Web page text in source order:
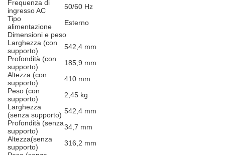
Frequenza di
ingresso AC
50/60 Hz
Tipo
alimentazione
Esterno
Dimensioni e peso
Larghezza (con
supporto)
542,4 mm
Profondità (con
supporto)
185,9 mm
Altezza (con
supporto)
410 mm
Peso (con
supporto)
2,45 kg
Larghezza
(senza supporto) 542,4 mm
Profondità (senza
supporto)
34,7 mm
Altezza(senza
supporto)
316,2 mm